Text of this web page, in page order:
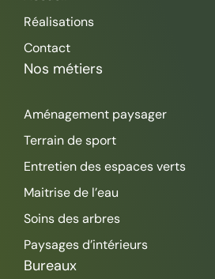
Réalisations
Contact
Nos métiers
Aménagement paysager
Terrain de sport
Entretien des espaces verts
Maitrise de l’eau
Soins des arbres
Paysages d’intérieurs
Bureaux